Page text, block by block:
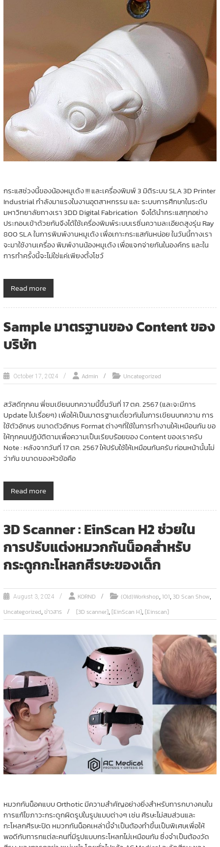
กระแสช่วงนี้ของน้องหมูเด้ง !!! และเครื่องพิมพ์ 3 มิติระบบ SLA 3D Printer
Industrial กำลังมาแรงในงานอุตสาหกรรม และ ระบบการศึกษาในระดับ
มหาวิทยาลัยทางเรา 3DD Digital Fabrication จึงได้นำกระแสทุกอย่าง
ประกอบเข้าด้วยกันจึงได้ใช้เครื่องพิมพ์ระบบเรซิ่นความละเอียดสูงรุ่น Ray
800 SLA ในการพิมพ์งานหมูเด้ง เพื่อเกาะกระแสกันหน่อย ในวันนี้ทางเรา
จะมาใช้งานเครื่อง พิมพ์งานน้องหมูเด้ง เพื่อแจกจ่ายกันในองค์กร และใน
การทำครั้งนี้จะไม่ใช่แค่เพียงตั้งโชว์
Read more
Sample มาตรฐานของ Content ของ
บริษัท
October 17, 2024 Admin Uncategorized
สวัสดีทุกคน พี่ชมเขียนบทความนี้ขึ้นวันที่ 17 ตค. 2567 (และจะมีการ
Update ไปเรื่อยๆ) เพื่อให้เป็นมาตรฐานเดี๋ยวกันในการเขียนบทความ การ
ใช้ตัวอักษร ขนาดตัวอักษร Format ต่างๆที่ใช้ในการทำงานให้เหมือนกัน ขอ
ให้ทุกคนปฏิบัติตามเพื่อความเป็นเรียบร้อยของ Content ของเราครับ
Note : หลังจากวันที่ 17 ตค. 2567 ให้ปรับใช้ให้เหมือนกันครับ ก่อนหน้านั้นไม่
ว่ากัน ขนาดของหัวข้อคือ
Read more
3D Scanner : EinScan H2 ช่วยใน
การปรับแต่งหมวกกันน็อคสำหรับ
กระดูกกะโหลกศีรษะของเด็ก
August 3, 2024 KORND (Old)Workshop,101,3D Scan Show,
Uncategorized,ข่าวสาร [3D scanner],[EinScan H],[Einscan]
หมวกกันน็อคแบบ Orthotic มีความสำคัญอย่างยิ่งสำหรับทารกบางคนใน
การแก้ไขภาวะกระดูกผิดรูปในรูปแบบต่างๆ เช่น ศีรษะไม่สมส่วนและ
กะโหลกศีรษะปิด หมวกกันน็อคเหล่านี้จำเป็นต้องทำขึ้นเป็นพิเศษเพื่อให้
พอดีกับทารกแต่ละคนที่มีรูปแบบกระโหลกไม่เหมือนกัน ซึ่งจำเป็นต้องวัด